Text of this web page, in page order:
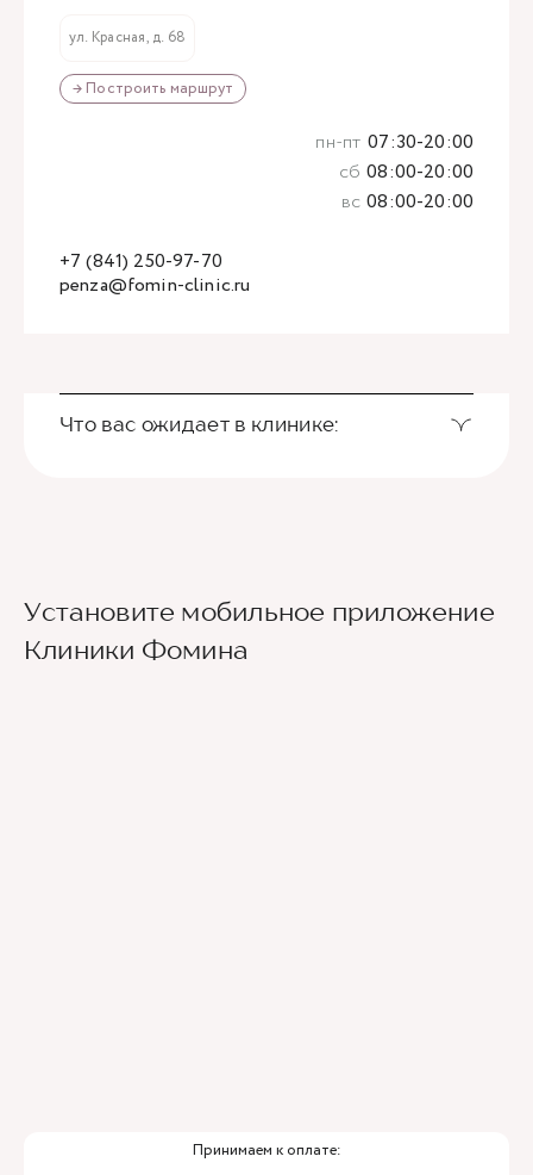
ул. Красная, д. 68
→ Построить маршрут
penza@fomin-clinic.ru
+7 (841) 250-97-70
пн-пт 07:30-20:00
сб 08:00-20:00
вс 08:00-20:00
Что вас ожидает в клинике:
Ведущие врачи региона
Установите мобильное приложение
Клиники Фомина
Принимаем к оплате: